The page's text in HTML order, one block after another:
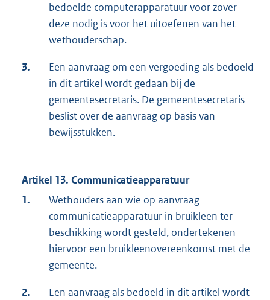
bedoelde computerapparatuur voor zover
deze nodig is voor het uitoefenen van het
wethouderschap.
3.
Een aanvraag om een vergoeding als bedoeld
in dit artikel wordt gedaan bij de
gemeentesecretaris. De gemeentesecretaris
beslist over de aanvraag op basis van
bewijsstukken.
Artikel 13. Communicatieapparatuur
1.
Wethouders aan wie op aanvraag
communicatieapparatuur in bruikleen ter
beschikking wordt gesteld, ondertekenen
hiervoor een bruikleenovereenkomst met de
gemeente.
2.
Een aanvraag als bedoeld in dit artikel wordt